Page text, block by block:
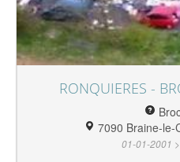
RONQUIERES -
7090 Braine-le-
01-01-2001